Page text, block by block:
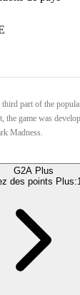
part of the
the game was
Madness.
G2A Plus
des points Plus: